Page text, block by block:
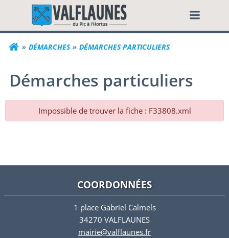
contenuCommune de
DÉMARCHES DÉMARCHES PARTICULIERS
Démarches particuliers
Impossible de trouver la fiche : F33808.xml
COORDONNÉES
1 place Gabriel Calmels
34270 VALFLAUNES
mairie@valflaunes.fr